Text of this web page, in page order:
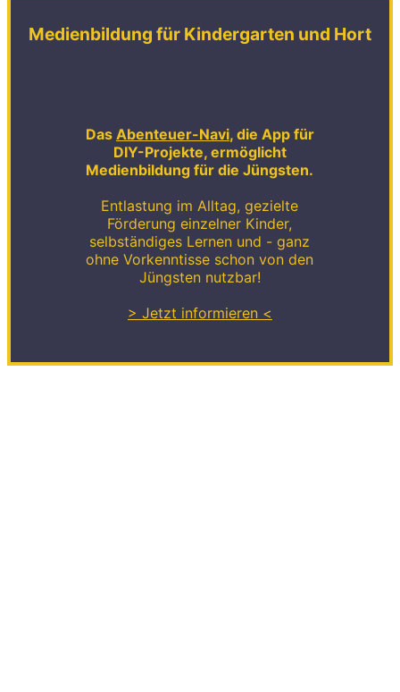
Medienbildung für Kindergarten und Hort
Das Abenteuer-Navi, die App für
DIY-Projekte, ermöglicht
Medienbildung für die Jüngsten.
Entlastung im Alltag, gezielte
Förderung einzelner Kinder,
selbständiges Lernen und - ganz
ohne Vorkenntisse schon von den
Jüngsten nutzbar!
> Jetzt informieren <